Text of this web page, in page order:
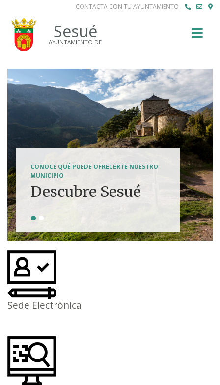
CONTACTA CON TU AYUNTAMIENTO
Sesué
AYUNTAMIENTO DE
CONOCE QUÉ PUEDE OFRECERTE NUESTRO
MUNICIPIO
Descubre Sesué
Tierra de
aventuras
Sede Electrónica